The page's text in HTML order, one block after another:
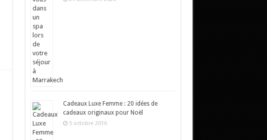
Cadeaux Luxe Femme : 20 idées de
cadeaux originaux pour Noël
5 octobre 2016